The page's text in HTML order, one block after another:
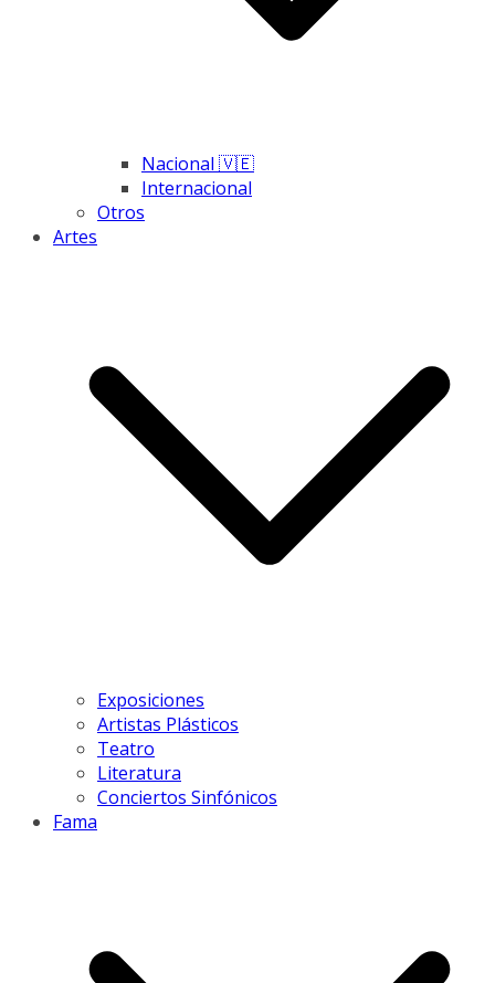
Nacional 🇻🇪
Internacional
Otros
Artes
Exposiciones
Artistas Plásticos
Teatro
Literatura
Conciertos Sinfónicos
Fama